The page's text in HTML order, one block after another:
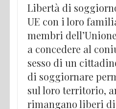
Libertà di
UE con i loro
membri
a concedere al
sesso di un
di soggiornare
sul loro territorio,
rimangano liberi di